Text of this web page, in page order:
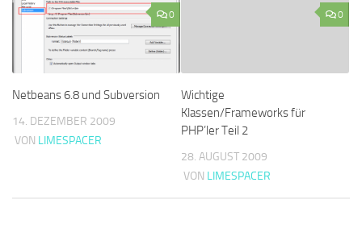
0
Netbeans 6.8 und Subversion
14. DEZEMBER 2009
VON LIMESPACER
0
Wichtige
Klassen/Frameworks für
PHP’ler Teil 2
28. AUGUST 2009
VON LIMESPACER